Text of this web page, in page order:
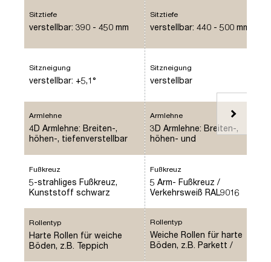
Sitztiefe
verstellbar: 390 - 450 mm
Sitzneigung
verstellbar: +5,1°
Armlehne
4D Armlehne: Breiten-,
höhen-, tiefenverstellbar
Fußkreuz
5-strahliges Fußkreuz,
Kunststoff schwarz
Rollentyp
Harte Rollen für weiche
Böden, z.B. Teppich
Sitztiefe
verstellbar: 440 - 500 mm
Sitzneigung
verstellbar
Armlehne
3D Armlehne: Breiten-,
höhen- und
höhenverstellbar 80mm
Fußkreuz
5 Arm- Fußkreuz /
Verkehrsweiß RAL9016
Rollentyp
Weiche Rollen für harte
Böden, z.B. Parkett /